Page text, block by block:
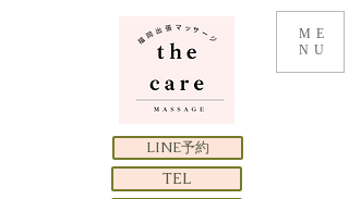
ME
NU
LINE予約
TEL